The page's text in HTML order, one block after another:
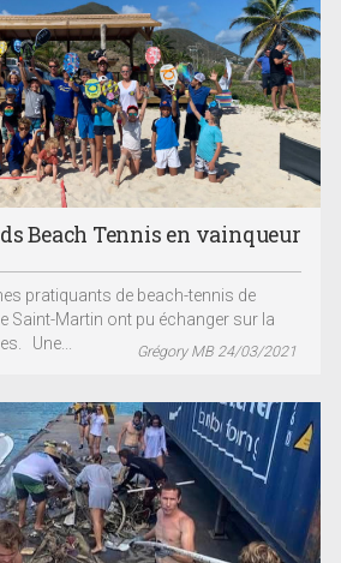
Beach Tennis en vainqueur
pratiquants de beach-tennis de
Saint-Martin ont pu échanger sur la
Une...
Grégory MB 24/03/2021